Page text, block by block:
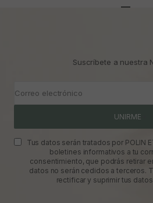
Suscríbete a nuestra
Correo electrónico
UNIRME
Tus datos serán tratados por POLIN
boletines informativos a tu
consentimiento, que podrás retirar
datos no serán cedidos a terceros.
rectificar y suprimir tus